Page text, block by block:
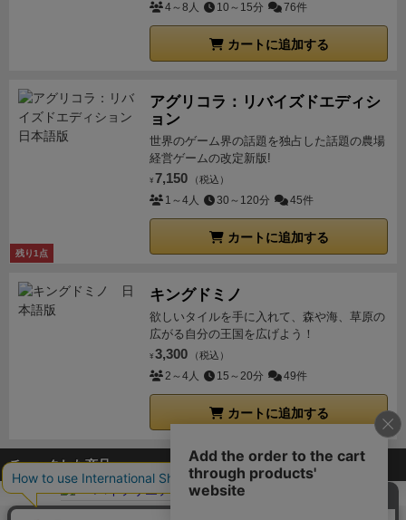
4～8人 10～15分 76件
カートに追加する
残り1点
アグリコラ：リバイズドエディシ
ョン
世界のゲーム界の話題を独占した話題の農場
経営ゲームの改定新版!
¥ 7,150 （税込）
1～4人 30～120分 45件
カートに追加する
キングドミノ
欲しいタイルを手に入れて、森や海、草原の
広がる自分の王国を広げよう！
¥ 3,300 （税込）
2～4人 15～20分 49件
カートに追加する
チェックした商品